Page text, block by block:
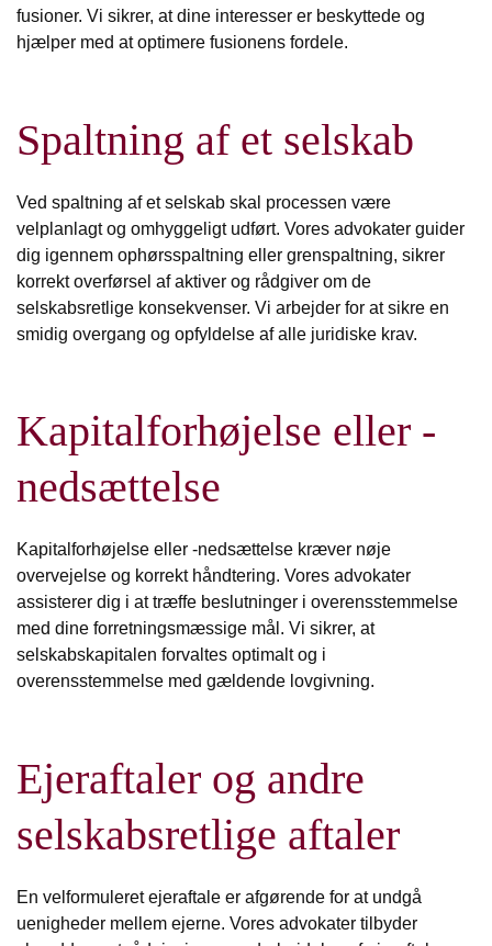
fusioner. Vi sikrer, at dine interesser er beskyttede og
hjælper med at optimere fusionens fordele.
Spaltning af et selskab
Ved spaltning af et selskab skal processen være
velplanlagt og omhyggeligt udført. Vores advokater guider
dig igennem ophørsspaltning eller grenspaltning, sikrer
korrekt overførsel af aktiver og rådgiver om de
selskabsretlige konsekvenser. Vi arbejder for at sikre en
smidig overgang og opfyldelse af alle juridiske krav.
Kapitalforhøjelse eller -
nedsættelse
Kapitalforhøjelse eller -nedsættelse kræver nøje
overvejelse og korrekt håndtering. Vores advokater
assisterer dig i at træffe beslutninger i overensstemmelse
med dine forretningsmæssige mål. Vi sikrer, at
selskabskapitalen forvaltes optimalt og i
overensstemmelse med gældende lovgivning.
Ejeraftaler og andre
selskabsretlige aftaler
En velformuleret ejeraftale er afgørende for at undgå
uenigheder mellem ejerne. Vores advokater tilbyder